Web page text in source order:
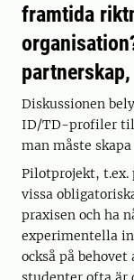
framtida
Diskussionen
ID/TD-profiler
man måste
Pilotprojekt,
vissa
praxisen och ha
experimentella
också på